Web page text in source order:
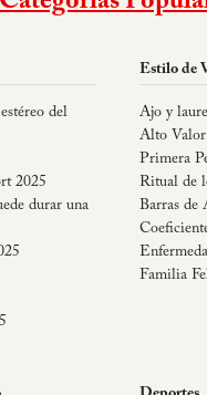
del
2025
durar una
Estilo de
Ajo y
Alto Valor
Primera
Ritual de
Barras de
Familia